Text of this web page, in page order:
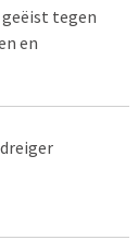
tegen
en